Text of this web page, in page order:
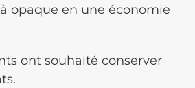
opaque en une économie
ont souhaité conserver